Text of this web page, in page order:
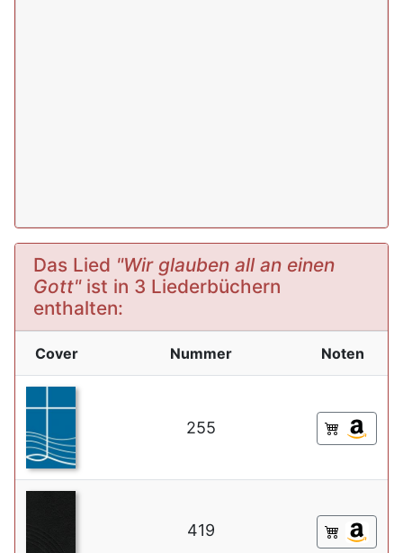
Das Lied "Wir glauben all an einen
Gott"ist in 3 Liederbüchern
enthalten:
Cover Nummer Noten
255
419